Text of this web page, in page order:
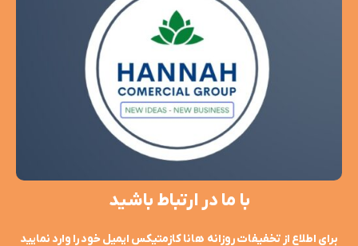
با ما در ارتباط باشید
برای اطلاع از تخفیفات روزانه هانا کازمتیکس ایمیل خود را وارد نمایید